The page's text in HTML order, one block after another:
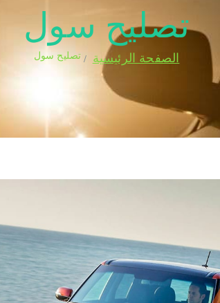
تصليح سول
الصفحة الرئيسية تصليح سول